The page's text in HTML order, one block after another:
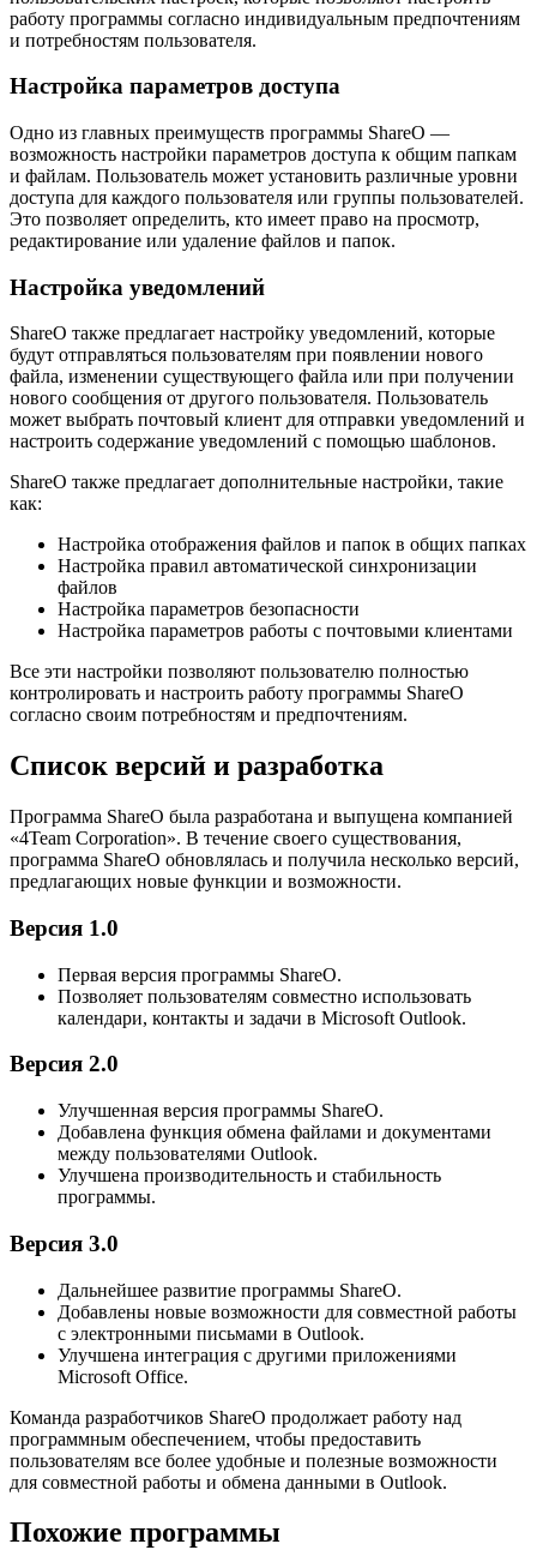
работу программы согласно индивидуальным предпочтениям
и потребностям пользователя.
Настройка параметров доступа
Одно из главных преимуществ программы ShareO —
возможность настройки параметров доступа к общим папкам
и файлам. Пользователь может установить различные уровни
доступа для каждого пользователя или группы пользователей.
Это позволяет определить, кто имеет право на просмотр,
редактирование или удаление файлов и папок.
Настройка уведомлений
ShareO также предлагает настройку уведомлений, которые
будут отправляться пользователям при появлении нового
файла, изменении существующего файла или при получении
нового сообщения от другого пользователя. Пользователь
может выбрать почтовый клиент для отправки уведомлений и
настроить содержание уведомлений с помощью шаблонов.
ShareO также предлагает дополнительные настройки, такие
как:
Настройка отображения файлов и папок в общих папках
Настройка правил автоматической синхронизации
файлов
Настройка параметров безопасности
Настройка параметров работы с почтовыми клиентами
Все эти настройки позволяют пользователю полностью
контролировать и настроить работу программы ShareO
согласно своим потребностям и предпочтениям.
Список версий и разработка
Программа ShareO была разработана и выпущена компанией
«4Team Corporation». В течение своего существования,
программа ShareO обновлялась и получила несколько версий,
предлагающих новые функции и возможности.
Версия 1.0
Первая версия программы ShareO.
Позволяет пользователям совместно использовать
календари, контакты и задачи в Microsoft Outlook.
Версия 2.0
Улучшенная версия программы ShareO.
Добавлена функция обмена файлами и документами
между пользователями Outlook.
Улучшена производительность и стабильность
программы.
Версия 3.0
Дальнейшее развитие программы ShareO.
Добавлены новые возможности для совместной работы
с электронными письмами в Outlook.
Улучшена интеграция с другими приложениями
Microsoft Office.
Команда разработчиков ShareO продолжает работу над
программным обеспечением, чтобы предоставить
пользователям все более удобные и полезные возможности
для совместной работы и обмена данными в Outlook.
Похожие программы